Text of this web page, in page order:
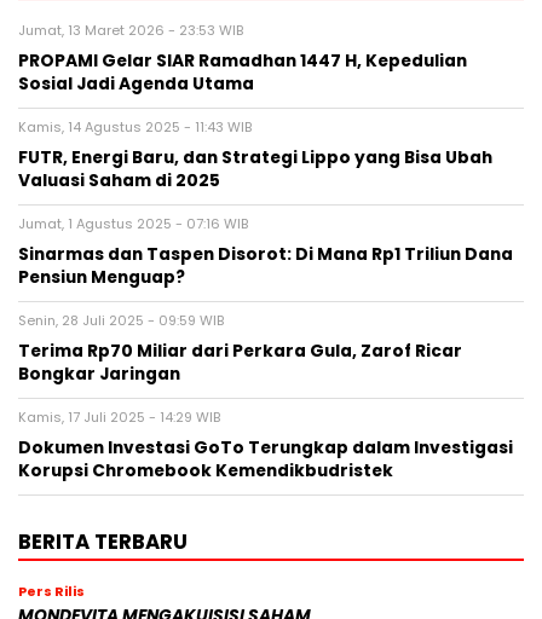
Jumat, 13 Maret 2026 - 23:53 WIB
PROPAMI Gelar SIAR Ramadhan 1447 H, Kepedulian
Sosial Jadi Agenda Utama
Kamis, 14 Agustus 2025 - 11:43 WIB
FUTR, Energi Baru, dan Strategi Lippo yang Bisa Ubah
Valuasi Saham di 2025
Jumat, 1 Agustus 2025 - 07:16 WIB
Sinarmas dan Taspen Disorot: Di Mana Rp1 Triliun Dana
Pensiun Menguap?
Senin, 28 Juli 2025 - 09:59 WIB
Terima Rp70 Miliar dari Perkara Gula, Zarof Ricar
Bongkar Jaringan
Kamis, 17 Juli 2025 - 14:29 WIB
Dokumen Investasi GoTo Terungkap dalam Investigasi
Korupsi Chromebook Kemendikbudristek
BERITA TERBARU
Pers Rilis